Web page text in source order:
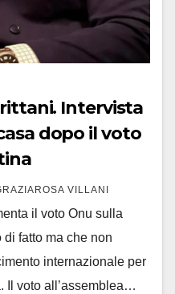
Intervista
dopo il voto
VILLANI
il voto Onu sulla
fatto ma che non
internazionale per
Il voto all’assemblea…